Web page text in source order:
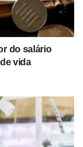
do salário
vida